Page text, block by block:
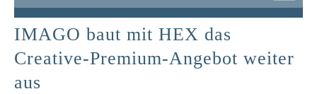
IMAGO baut mit HEX das
Creative-Premium-Angebot weiter
aus